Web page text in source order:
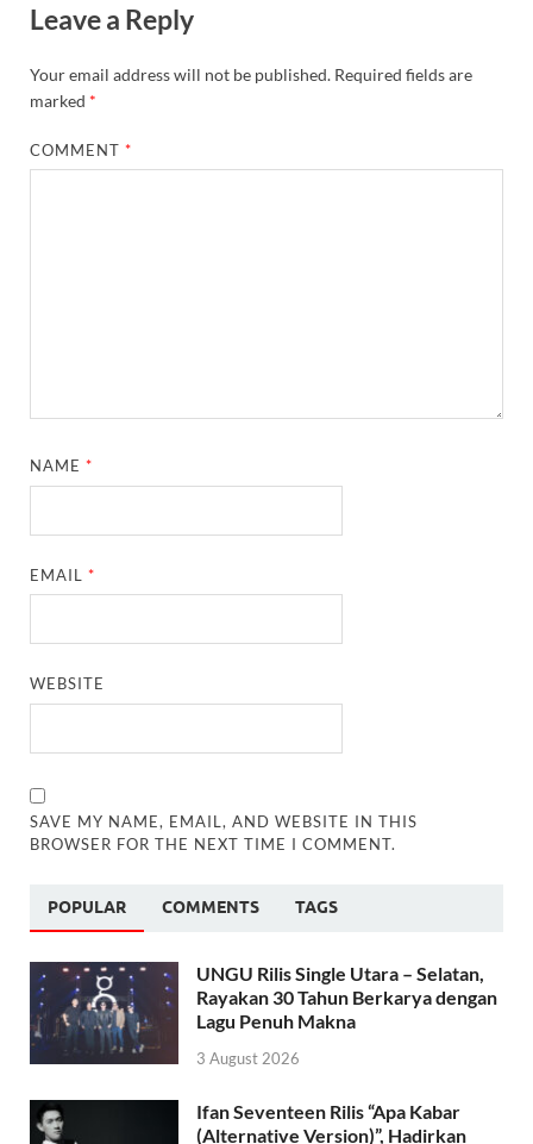
Leave a Reply
Your email address will not be published. Required fields are
marked *
COMMENT*
NAME*
EMAIL*
WEBSITE
SAVE MY NAME, EMAIL, AND WEBSITE IN THIS
BROWSER FOR THE NEXT TIME I COMMENT.
POPULAR COMMENTS TAGS
UNGU Rilis Single Utara – Selatan,
Rayakan 30 Tahun Berkarya dengan
Lagu Penuh Makna
3 August 2026
Ifan Seventeen Rilis “Apa Kabar
(Alternative Version)”, Hadirkan